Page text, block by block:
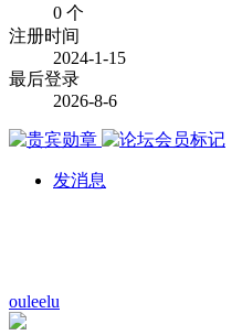
0 个
注册时间
2024-1-15
最后登录
2026-8-6
发消息
ouleelu